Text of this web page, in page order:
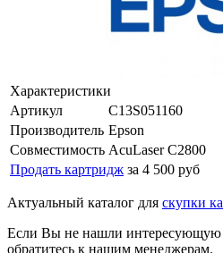
Характеристики
Артикул
C13S051160
Производитель Epson
Совместимость AcuLaser C2800
Продать картридж за 4 500 руб
Актуальный каталог для скупки
Если Вы не нашли интересующую
обратитесь к нашим менеджерам.